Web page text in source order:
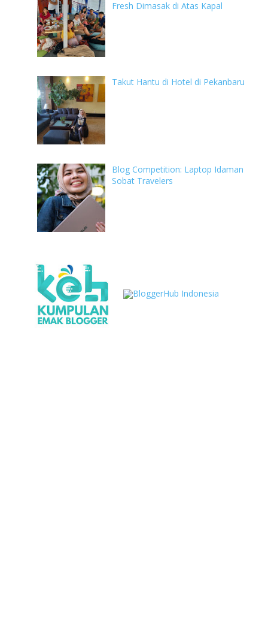
Fresh Dimasak di Atas Kapal
Takut Hantu di Hotel di Pekanbaru
Blog Competition: Laptop Idaman
Sobat Travelers